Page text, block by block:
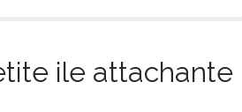
ile attachante